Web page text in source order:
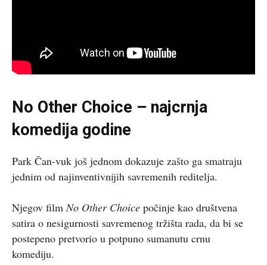
No Other Choice – najcrnja
komedija godine
Park Čan-vuk još jednom dokazuje zašto ga smatraju
jednim od najinventivnijih savremenih reditelja.
Njegov film No Other Choice počinje kao društvena
satira o nesigurnosti savremenog tržišta rada, da bi se
postepeno pretvorio u potpuno sumanutu crnu
komediju.